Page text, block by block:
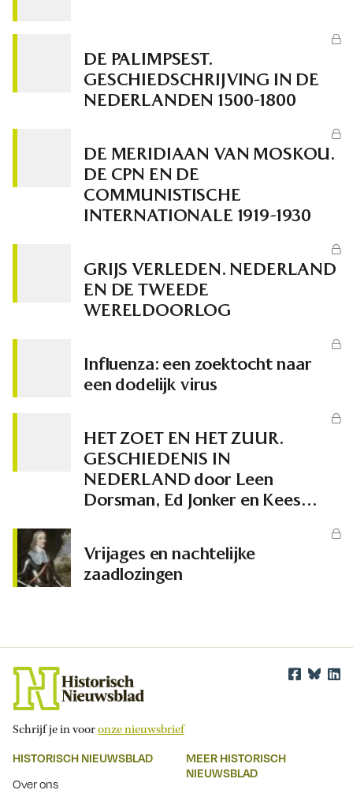
DE PALIMPSEST.
GESCHIEDSCHRIJVING IN DE
NEDERLANDEN 1500-1800
DE MERIDIAAN VAN MOSKOU.
DE CPN EN DE
COMMUNISTISCHE
INTERNATIONALE 1919-1930
GRIJS VERLEDEN. NEDERLAND
EN DE TWEEDE
WERELDOORLOG
Influenza: een zoektocht naar
een dodelijk virus
HET ZOET EN HET ZUUR.
GESCHIEDENIS IN
NEDERLAND door Leen
Dorsman, Ed Jonker en Kees
Vrijages en nachtelijke
zaadlozingen
Schrijf je in vooronze nieuwsbrief
HISTORISCH NIEUWSBLAD
Over ons
MEER HISTORISCH
NIEUWSBLAD